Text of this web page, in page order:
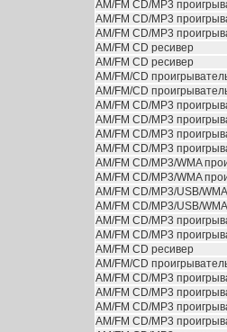
АМ/FM CD/MP3
АМ/FM CD/MP3
АМ/FM CD/MP3
АМ/FM CD ресивер
АМ/FM CD ресивер
AM/FM/CD
AM/FM/CD
АМ/FM CD/MP3
АМ/FM CD/MP3
АМ/FM CD/MP3
АМ/FM CD/MP3
АМ/FM CD/MP3/WMA
АМ/FM CD/MP3/WMA
АМ/FM CD/MP3/USB/
АМ/FM CD/MP3/USB/
АМ/FM CD/MP3
АМ/FM CD/MP3
АМ/FM CD ресивер
AM/FM/CD
АМ/FM CD/MP3
АМ/FM CD/MP3
АМ/FM CD/MP3
АМ/FM CD/MP3